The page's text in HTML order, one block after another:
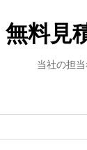
無料見
当社の担